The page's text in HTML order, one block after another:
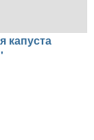
капуста